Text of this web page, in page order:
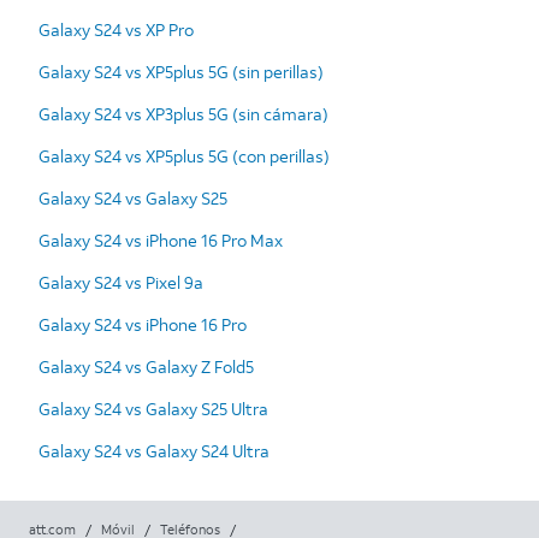
Galaxy S24 vs XP Pro
Galaxy S24 vs XP5plus 5G (sin perillas)
Galaxy S24 vs XP3plus 5G (sin cámara)
Galaxy S24 vs XP5plus 5G (con perillas)
Galaxy S24 vs Galaxy S25
Galaxy S24 vs iPhone 16 Pro Max
Galaxy S24 vs Pixel 9a
Galaxy S24 vs iPhone 16 Pro
Galaxy S24 vs Galaxy Z Fold5
Galaxy S24 vs Galaxy S25 Ultra
Galaxy S24 vs Galaxy S24 Ultra
att.com / Móvil / Teléfonos
/